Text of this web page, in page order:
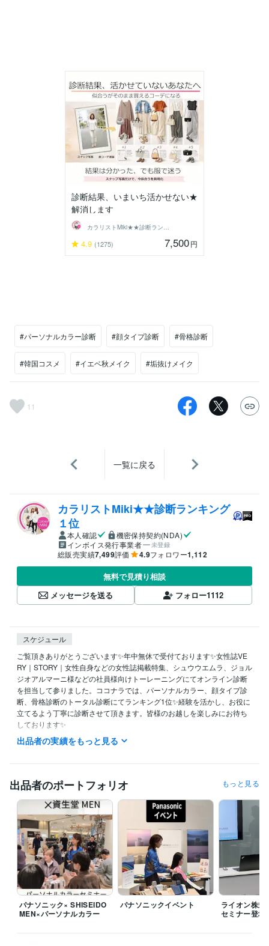
診断結果、いまいち活かせない★
解消します
カラリストMiki★★診断ランキング１位
4.9 (1275) 7,500円
#パーソナルカラー診断 #顔タイプ診断 #骨格診断
#韓国コスメ #イエベ秋メイク #垢抜けメイク
11
一覧に戻る
カラリストMiki★★診断ランキング
１位
本人確認
機密保持契約(NDA)
インボイス発行事業者
未登録
総販売実績7,499評価 4.9フォロワー1,112
無料で見積り相談
メッセージを送る
フォロー1112
スケジュール
ご覧頂きありがとうございます✨年中無休で受付ております✨女性誌VE
RY｜STORY｜女性自身などの女性誌掲載特集、シュウウエムラ、ジョル
ジオアルマーニ様などの社員様向けトーレーニングにてオンライン診断
を担当して参りました。ココナラでは、パーソナルカラー、顔タイプ診
断、骨格診断のトータル診断にてランキング1位✨経験を活かし、お役に
立てるよう丁寧に診断させて頂きます。皆様のお越しを楽しみにお待ち
しております✨
★1,000円OFF実施中★ココナラ新規登録
これまでの2万名以上20年の診断経験を活かし、
対面診断以上に、ご満足とご理解を頂けるよう、お一人お一人の専用解
説をお渡し致します。
お陰様で、ココナラでは7070件を超えるご予約を頂き、たくさんのご紹
介を頂いております。正確な診断を心掛け美しくみせる為には、実際ど
うすればよいのかを分かりやすく解説致します。
高評価を頂いておりますので、是非口コミをご覧ください✨✨✨
お待ちしております✨
経験職種
ライフスタイル・その他 / 講師・インストラクター 経験年数 : 17年
職歴
出品者の実績をもっと見る
出品者のポートフォリオ もっと見る
パナソニック× SHISEIDO
MEN×パーソナルカラー
パナソニックイベント
ライオン株
セミナー登壇